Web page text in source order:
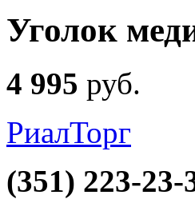
Уголок
4 995 руб.
РиалТорг
(351) 223-23-